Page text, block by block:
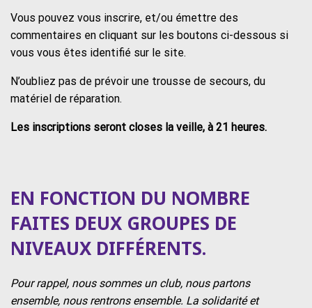
Vous pouvez vous inscrire, et/ou émettre des
commentaires en cliquant sur les boutons ci-dessous si
vous vous êtes identifié sur le site.
N’oubliez pas de prévoir une trousse de secours, du
matériel de réparation.
Les inscriptions seront closes la veille, à 21 heures.
EN FONCTION DU NOMBRE
FAITES DEUX GROUPES DE
NIVEAUX DIFFÉRENTS.
Pour rappel, nous sommes un club, nous partons
ensemble, nous rentrons ensemble. La solidarité et